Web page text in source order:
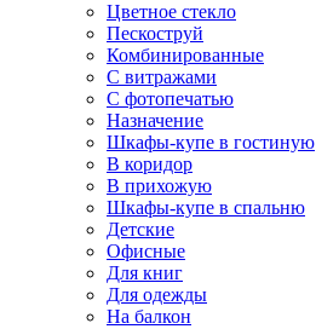
Цветное стекло
Пескоструй
Комбинированные
С витражами
С фотопечатью
Назначение
Шкафы-купе в гостиную
В коридор
В прихожую
Шкафы-купе в спальню
Детские
Офисные
Для книг
Для одежды
На балкон